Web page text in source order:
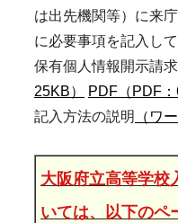
は出先機関等）に来
に必要事項を記入し
保有個人情報開示請
25KB）
PDF（PDF：
記入方法の説明
（ワ
大阪府立高等学校
いては、以下のペ